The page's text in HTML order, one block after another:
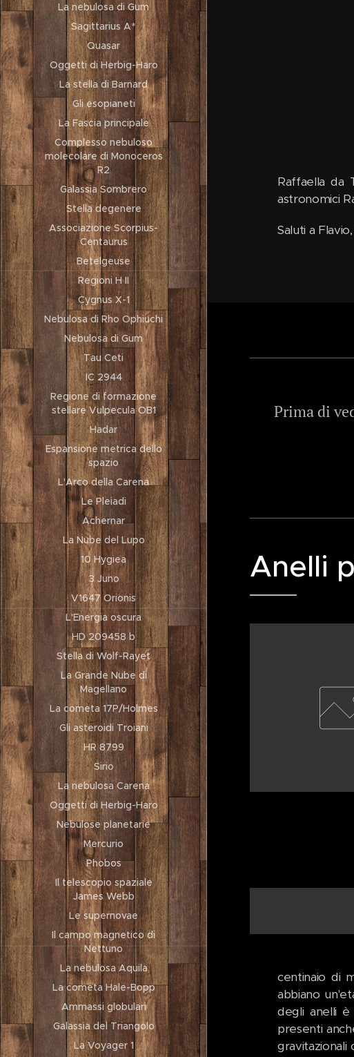
La nebulosa di Gum
Sagittarius A*
Quasar
Oggetti di Herbig-Haro
La stella di Barnard
Gli esopianeti
La Fascia principale
Complesso nebuloso
molecolare di Monoceros
R2
Galassia Sombrero
Stella degenere
Associazione Scorpius-
Centaurus
Betelgeuse
Regioni H II
Cygnus X-1
Nebulosa di Rho Ophiuchi
Nebulosa di Gum
Tau Ceti
IC 2944
Regione di formazione
stellare Vulpecula OB1
Hadar
Espansione metrica dello
spazio
L'Arco della Carena
Le Pleiadi
Achernar
La Nube del Lupo
10 Hygiea
3 Juno
V1647 Orionis
L'Energia oscura
HD 209458 b
Stella di Wolf-Rayet
La Grande Nube di
Magellano
La cometa 17P/Holmes
Gli asteroidi Troiani
HR 8799
Sirio
La nebulosa Carena
Oggetti di Herbig-Haro
Nebulose planetarie
Mercurio
Phobos
Il telescopio spaziale
James Webb
Le supernovae
Il campo magnetico di
Nettuno
La nebulosa Aquila
La cometa Hale-Bopp
Ammassi globulari
Galassia del Triangolo
La Voyager 1
Raffaella da
astronomici
Saluti a
Prima di
Anelli
centinaio di
abbiano
degli anelli è
presenti